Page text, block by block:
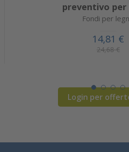
preventivo per
Fondi per
14,81 €
24,68 €
Login per